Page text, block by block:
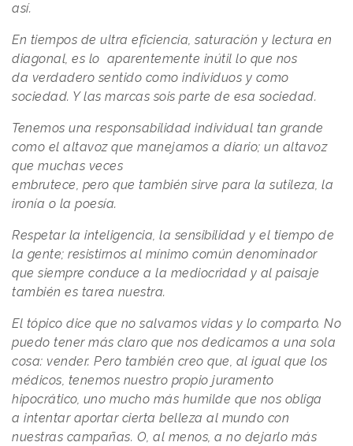
así.
En tiempos de ultra eficiencia, saturación y lectura en
diagonal, es lo aparentemente inútil lo que nos
da verdadero sentido como individuos y como
sociedad. Y las marcas sois parte de esa sociedad.
Tenemos una responsabilidad individual tan grande
como el altavoz que manejamos a diario; un altavoz
que muchas veces
embrutece, pero que también sirve para la sutileza, la
ironía o la poesía.
Respetar la inteligencia, la sensibilidad y el tiempo de
la gente; resistirnos al mínimo común denominador
que siempre conduce a la mediocridad y al paisaje
también es tarea nuestra.
El tópico dice que no salvamos vidas y lo comparto. No
puedo tener más claro que nos dedicamos a una sola
cosa: vender. Pero también creo que, al igual que los
médicos, tenemos nuestro propio juramento
hipocrático, uno mucho más humilde que nos obliga
a intentar aportar cierta belleza al mundo con
nuestras campañas. O, al menos, a no dejarlo más